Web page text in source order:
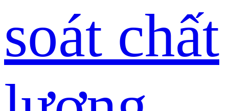
soát chất